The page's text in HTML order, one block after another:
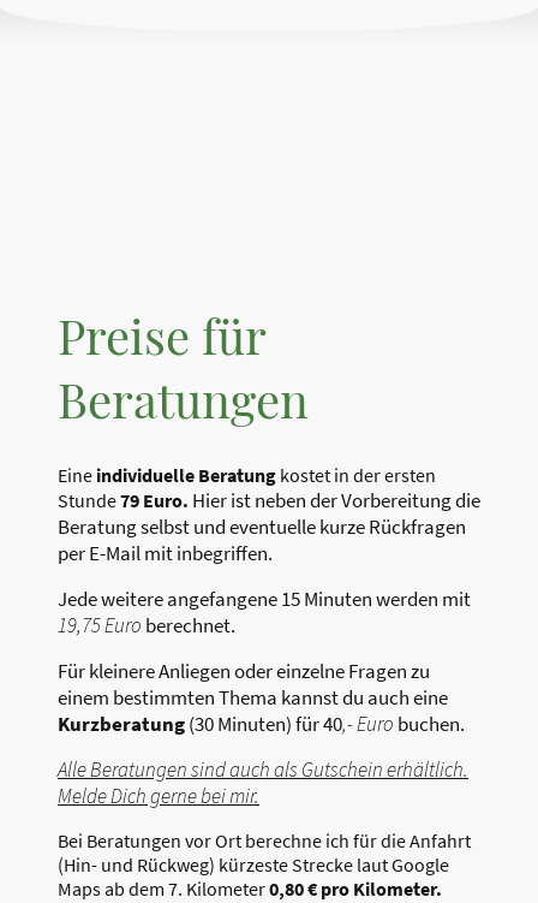
Preise für
Beratungen
Eine individuelle Beratung kostet in der ersten
Stunde79 Euro. Hier ist neben der Vorbereitung die
Beratung selbst und eventuelle kurze Rückfragen
per E-Mail mit inbegriffen.
Jede weitere angefangene 15 Minuten werden mit
19,75 Euro berechnet.
Für kleinere Anliegen oder einzelne Fragen zu
einem bestimmten Thema kannst du auch eine
Kurzberatung(30 Minuten) für 40,- Euro buchen.
Alle Beratungen sind auch als Gutschein erhältlich.
Melde Dich gerne bei mir.
Bei Beratungen vor Ort berechne ich für die Anfahrt
(Hin- und Rückweg) kürzeste Strecke laut Google
Maps ab dem 7. Kilometer0,80 € pro Kilometer.